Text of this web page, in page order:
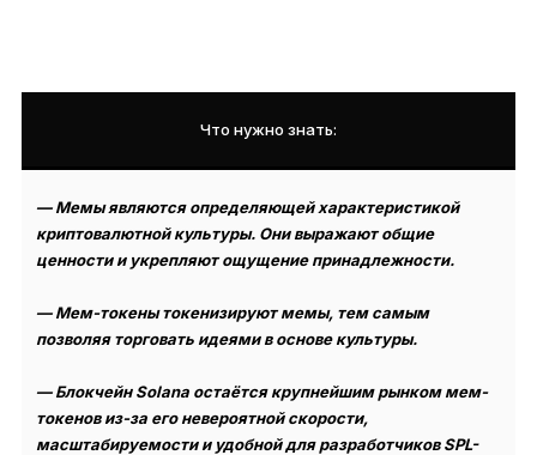
Что нужно знать:
— Мемы являются определяющей характеристикой
криптовалютной культуры. Они выражают общие
ценности и укрепляют ощущение принадлежности.
— Мем-токены токенизируют мемы, тем самым
позволяя торговать идеями в основе культуры.
— Блокчейн Solana остаётся крупнейшим рынком мем-
токенов из-за его невероятной скорости,
масштабируемости и удобной для разработчиков SPL-